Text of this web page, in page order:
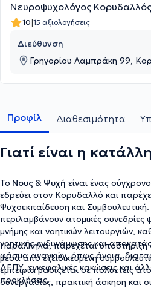
Νευροψυχολόγος Κορυδαλλός
10|15 αξιολογήσεις
Διεύθυνση
Γρηγορίου Λαμπράκη 99,
Προφίλ Διαθεσιμότητα
Γιατί είναι η
Το Νους & Ψυχή είναι ένας
εδρεύει στον Κορυδαλλό και
Ψυχοεκπαίδευση και
περιλαμβάνουν ατομικές
μνήμης και νοητικών λειτουργιών,
νοητικής ενδυνάμωσης και
φάσμα αναγκών, όπως άνοια,
ΔΕΠΥ, εγκεφαλικές κακώσεις και
προκλήσεις.
Παράλληλα, παρέχεται υποστήριξη
μέσα από εξειδικευμένη
εμπειρία βασίζεται σε πολυετείς
συνεργασίες, πρακτική άσκηση και